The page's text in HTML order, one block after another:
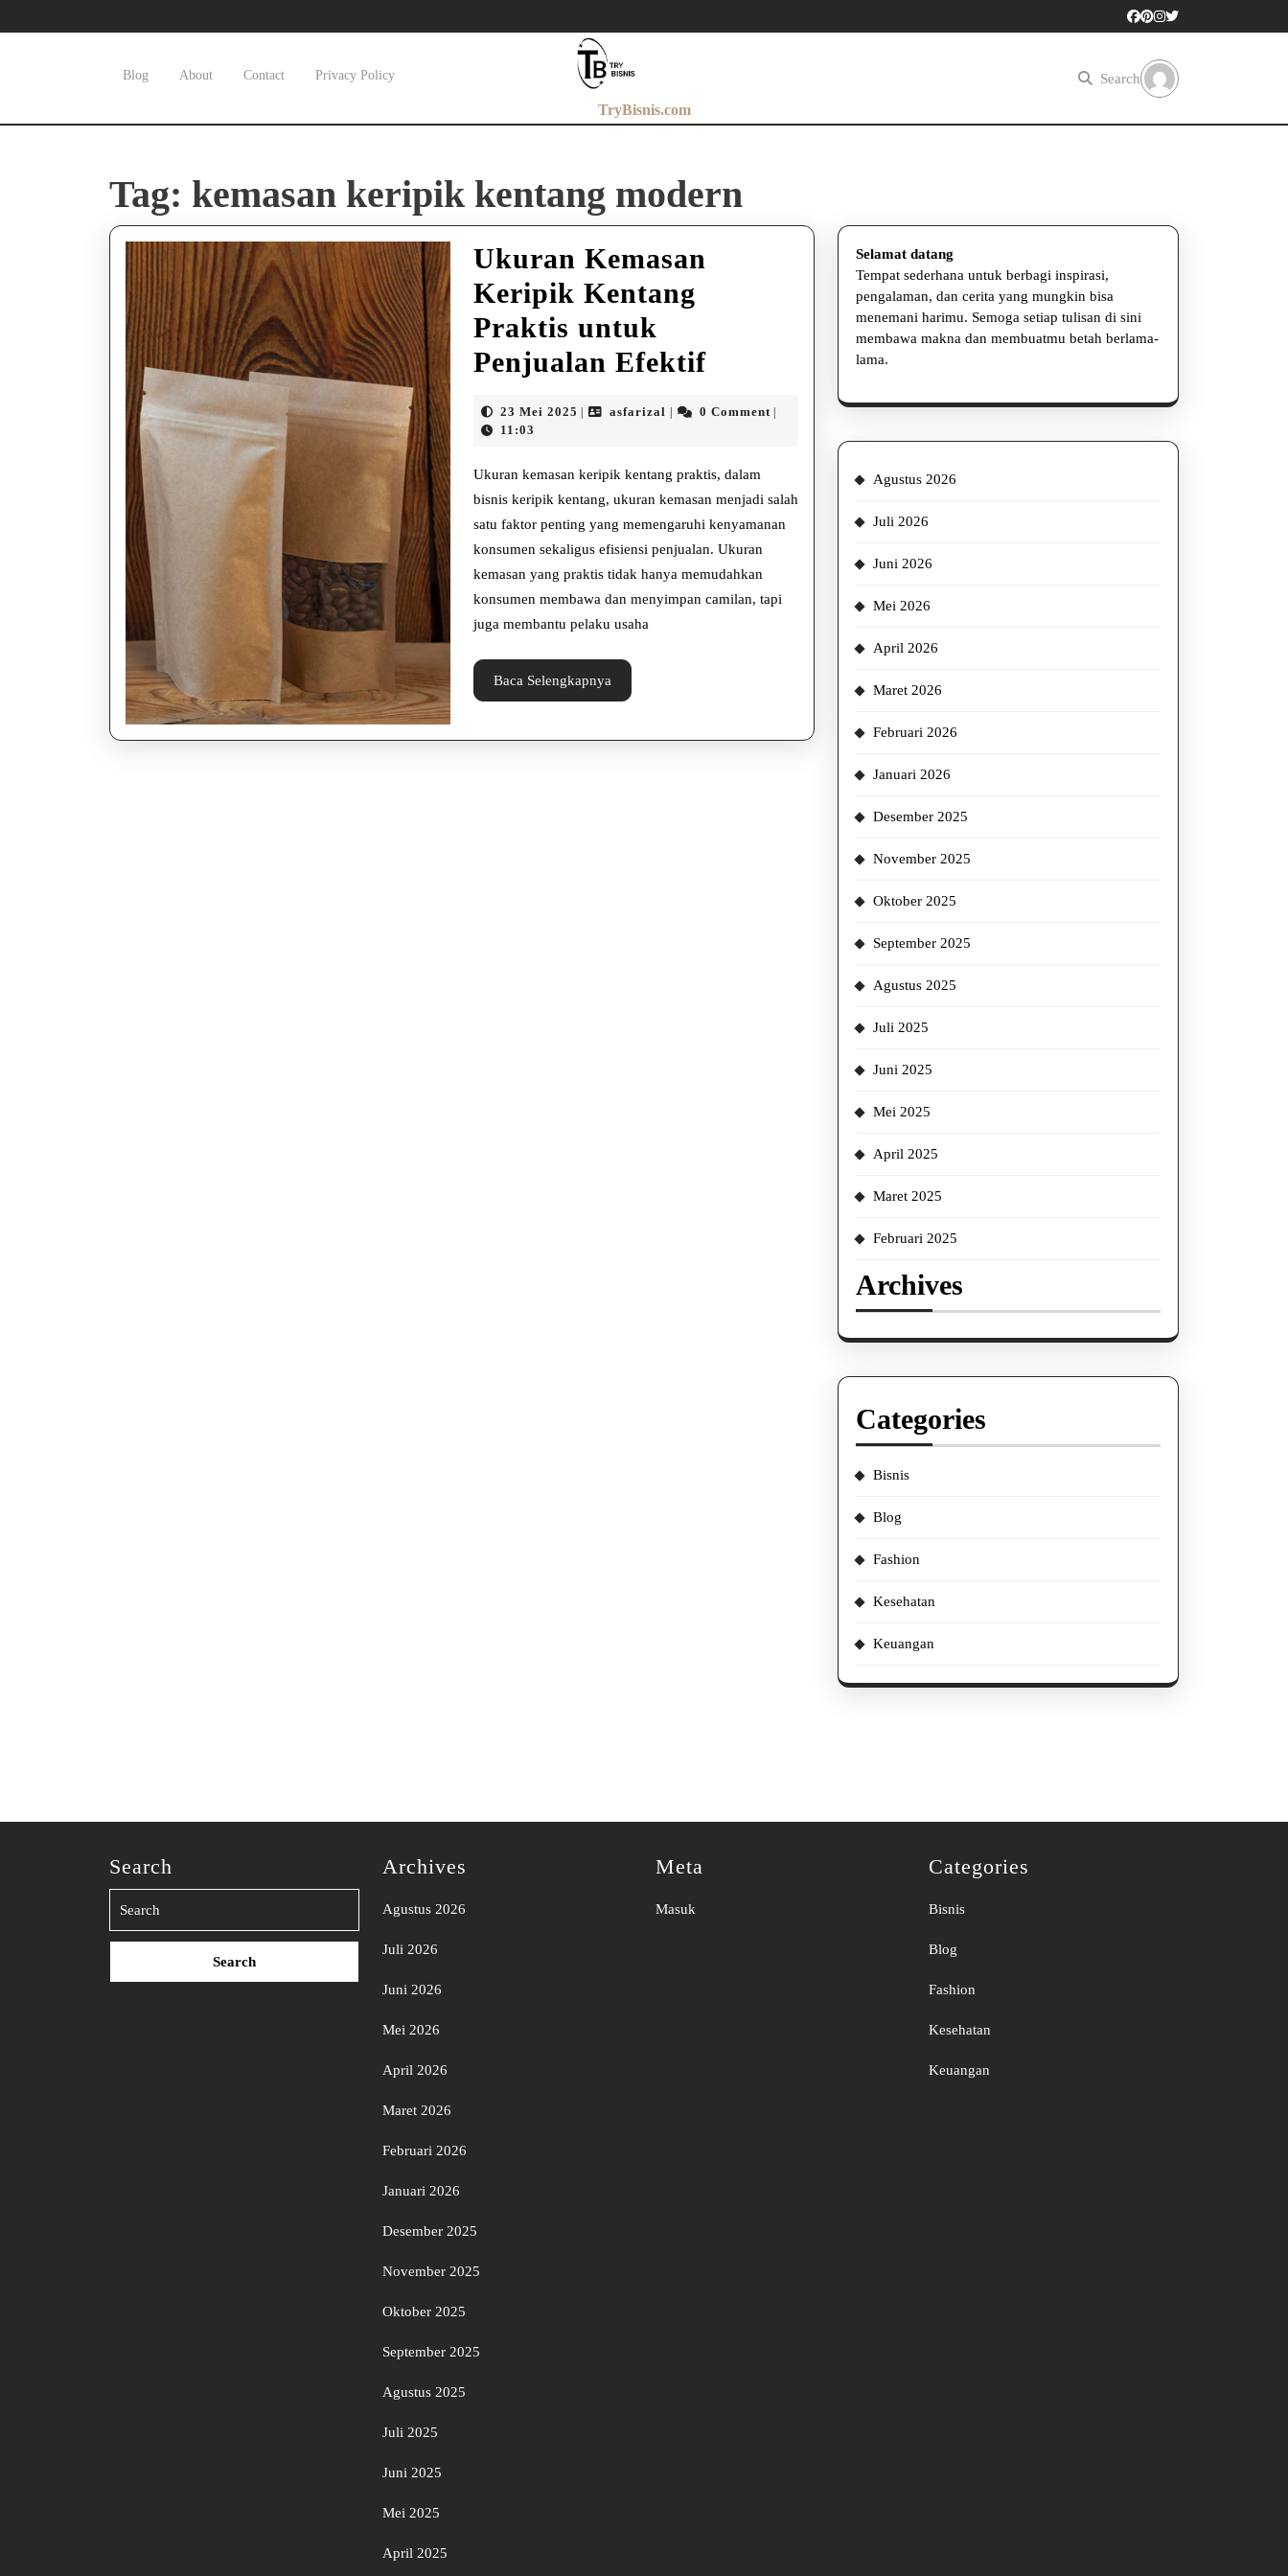
to
Blog About Contact Privacy Policy
TryBisnis.com
Search
Tag: kemasan keripik kentang modern
Ukuran Kemasan
Keripik Kentang
Praktis untuk
Penjualan EfektifUkuran
Keripik
Kentang
Praktis
untuk
Penjualan
Efektif
23 Mei 2025 23
asfarizal asfarizal0 Comment
11:03
Ukuran kemasan keripik kentang praktis, dalam
bisnis keripik kentang, ukuran kemasan menjadi salah
satu faktor penting yang memengaruhi kenyamanan
konsumen sekaligus efisiensi penjualan. Ukuran
kemasan yang praktis tidak hanya memudahkan
konsumen membawa dan menyimpan camilan, tapi
juga membantu pelaku usaha
Baca Selengkapnya
Selengkapnya
Selamat datang
Tempat sederhana untuk berbagi inspirasi,
pengalaman, dan cerita yang mungkin bisa
menemani harimu. Semoga setiap tulisan di sini
membawa makna dan membuatmu betah berlama-
lama.
Agustus 2026
Juli 2026
Juni 2026
Mei 2026
April 2026
Maret 2026
Februari 2026
Januari 2026
Desember 2025
November 2025
Oktober 2025
September 2025
Agustus 2025
Juli 2025
Juni 2025
Mei 2025
April 2025
Maret 2025
Februari 2025
Archives
Categories
Bisnis
Blog
Fashion
Kesehatan
Keuangan
Search
Search
Archives
Agustus 2026
Juli 2026
Juni 2026
Mei 2026
April 2026
Maret 2026
Februari 2026
Januari 2026
Desember 2025
November 2025
Oktober 2025
September 2025
Agustus 2025
Juli 2025
Juni 2025
Mei 2025
April 2025
Meta
Masuk
Categories
Bisnis
Blog
Fashion
Kesehatan
Keuangan